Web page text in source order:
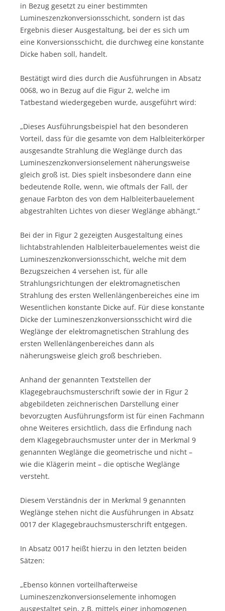
in Bezug gesetzt zu einer bestimmten
Lumineszenzkonversionsschicht, sondern ist das
Ergebnis dieser Ausgestaltung, bei der es sich um
eine Konversionsschicht, die durchweg eine konstante
Dicke haben soll, handelt.
Bestätigt wird dies durch die Ausführungen in Absatz
0068, wo in Bezug auf die Figur 2, welche im
Tatbestand wiedergegeben wurde, ausgeführt wird:
„Dieses Ausführungsbeispiel hat den besonderen
Vorteil, dass für die gesamte von dem Halbleiterkörper
ausgesandte Strahlung die Weglänge durch das
Lumineszenzkonversionselement näherungsweise
gleich groß ist. Dies spielt insbesondere dann eine
bedeutende Rolle, wenn, wie oftmals der Fall, der
genaue Farbton des von dem Halbleiterbauelement
abgestrahlten Lichtes von dieser Weglänge abhängt.“
Bei der in Figur 2 gezeigten Ausgestaltung eines
lichtabstrahlenden Halbleiterbauelementes weist die
Lumineszenzkonversionsschicht, welche mit dem
Bezugszeichen 4 versehen ist, für alle
Strahlungsrichtungen der elektromagnetischen
Strahlung des ersten Wellenlängenbereiches eine im
Wesentlichen konstante Dicke auf. Für diese konstante
Dicke der Lumineszenzkonversionsschicht wird die
Weglänge der elektromagnetischen Strahlung des
ersten Wellenlängenbereiches dann als
näherungsweise gleich groß beschrieben.
Anhand der genannten Textstellen der
Klagegebrauchsmusterschrift sowie der in Figur 2
abgebildeten zeichnerischen Darstellung einer
bevorzugten Ausführungsform ist für einen Fachmann
ohne Weiteres ersichtlich, dass die Erfindung nach
dem Klagegebrauchsmuster unter der in Merkmal 9
genannten Weglänge die geometrische und nicht –
wie die Klägerin meint – die optische Weglänge
versteht.
Diesem Verständnis der in Merkmal 9 genannten
Weglänge stehen nicht die Ausführungen in Absatz
0017 der Klagegebrauchsmusterschrift entgegen.
In Absatz 0017 heißt hierzu in den letzten beiden
Sätzen:
„Ebenso können vorteilhafterweise
Lumineszenzkonversionselemente inhomogen
ausgestaltet sein, z.B. mittels einer inhomogenen